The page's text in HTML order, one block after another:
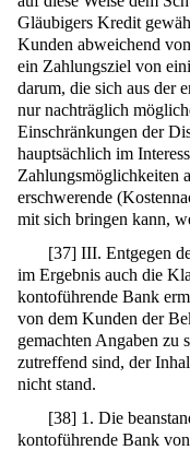
Gläubigers Kredit
Kunden abweichend
ein Zahlungsziel von
darum, die sich aus der
nur nachträglich
Einschränkungen der
hauptsächlich im
Zahlungsmöglichkeiten
erschwerende
mit sich bringen kann,
[37] III. Entgegen
im Ergebnis auch die
kontoführende Bank
von dem Kunden der
gemachten Angaben zu
zutreffend sind, der
nicht stand.
[38] 1. Die
kontoführende Bank